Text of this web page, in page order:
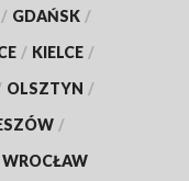
/ GDAŃSK /
/ KIELCE /
OLSZTYN /
/
WROCŁAW